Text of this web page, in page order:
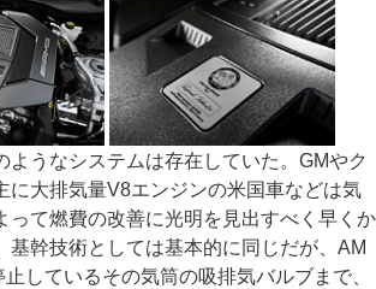
うなシステムは存在していた。GMやク
に大排気量V8エンジンの米国車などは気
って燃費の改善に光明を見出すべく早くか
基幹技術としては基本的に同じだが、AM
しているその気筒の吸排気バルブまで、